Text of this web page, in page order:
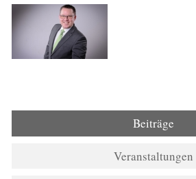
Beiträge
Veranstaltungen